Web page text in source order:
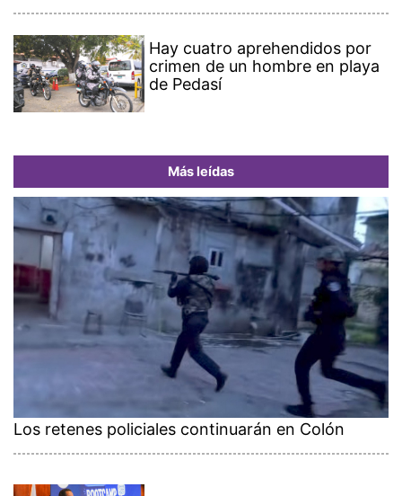
Hay cuatro aprehendidos por
crimen de un hombre en playa
de Pedasí
Más leídas
Los retenes policiales continuarán en Colón